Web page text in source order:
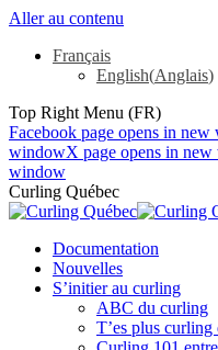
Aller au contenu
Français
English(Anglais)
Top Right Menu (FR)
Facebook page opens in
windowX page opens in
window
Curling Québec
Documentation
Nouvelles
S’initier au curling
ABC du curling
T’es plus curling